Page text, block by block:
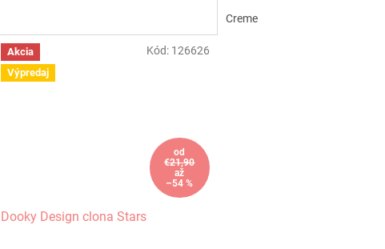
Creme
Akcia
Výpredaj
od
€21,90
až
–54 %
Dooky Design clona Stars
Kód: 126626